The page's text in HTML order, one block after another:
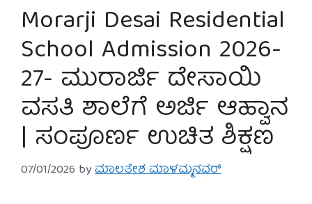
Morarji Desai Residential
School Admission 2026-
27- ಮುರಾರ್ಜಿ ದೇಸಾಯಿ
ವಸತಿ ಶಾಲೆಗೆ ಅರ್ಜಿ ಆಹ್ವಾನ
| ಸಂಪೂರ್ಣ ಉಚಿತ ಶಿಕ್ಷಣ
07/01/2026 byಮಾಲತೇಶ ಮಾಳಮ್ಮನವರ್